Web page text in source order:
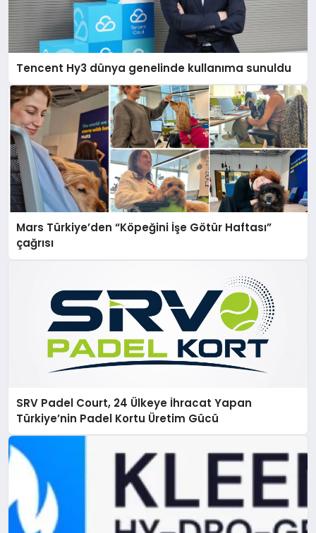
Tencent Hy3 dünya genelinde kullanıma sunuldu
Mars Türkiye’den “Köpeğini İşe Götür Haftası”
çağrısı
SRV Padel Court, 24 Ülkeye İhracat Yapan
Türkiye’nin Padel Kortu Üretim Gücü